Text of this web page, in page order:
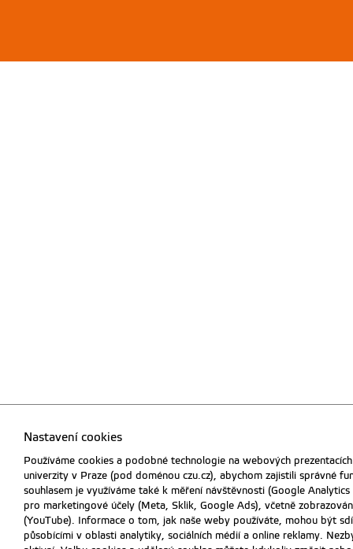
Nastavení cookies
Používáme cookies a podobné technologie na webových
univerzity v Praze (pod doménou czu.cz), abychom zajistili správné
souhlasem je využíváme také k měření návštěvnosti (Google
pro marketingové účely (Meta, Sklik, Google Ads), včetně
(YouTube). Informace o tom, jak naše weby používáte, mohou být
působícími v oblasti analytiky, sociálních médií a online reklamy.